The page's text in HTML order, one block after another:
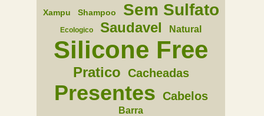
Xampu Shampoo Sem Sulfato
Ecologico Saudavel Natural
Silicone Free
Pratico Cacheadas
Presentes Cabelos
Barra